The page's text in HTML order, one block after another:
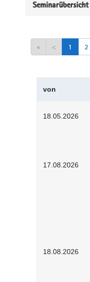
Seminarübersicht
« < 1 2
von
18.05.2026
17.08.2026
18.08.2026